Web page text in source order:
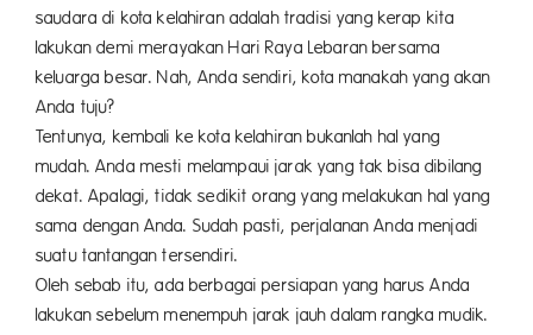
saudara di kota kelahiran adalah tradisi yang kerap kita
lakukan demi merayakan Hari Raya Lebaran bersama
keluarga besar. Nah, Anda sendiri, kota manakah yang akan
Anda tuju?
Tentunya, kembali ke kota kelahiran bukanlah hal yang
mudah. Anda mesti melampaui jarak yang tak bisa dibilang
dekat. Apalagi, tidak sedikit orang yang melakukan hal yang
sama dengan Anda. Sudah pasti, perjalanan Anda menjadi
suatu tantangan tersendiri.
Oleh sebab itu, ada berbagai persiapan yang harus Anda
lakukan sebelum menempuh jarak jauh dalam rangka mudik.